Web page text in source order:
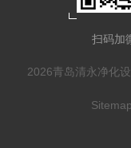
扫码加
2026青岛清永净化